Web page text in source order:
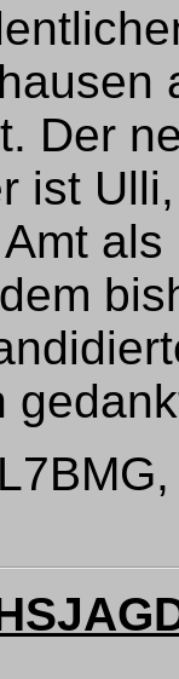
Der
ist